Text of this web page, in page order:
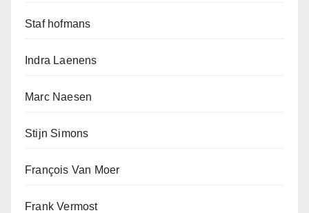
Staf hofmans
Indra Laenens
Marc Naesen
Stijn Simons
François Van Moer
Frank Vermost